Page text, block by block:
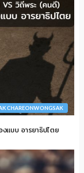
CHAREONWONGSAK
แบบ อารยาธิปไตย